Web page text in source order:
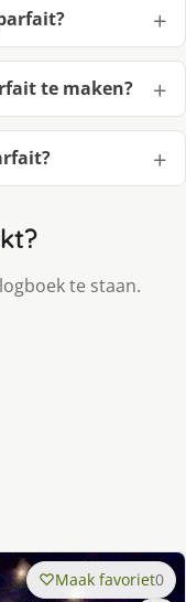
te maken?
te staan.
Maak favoriet0